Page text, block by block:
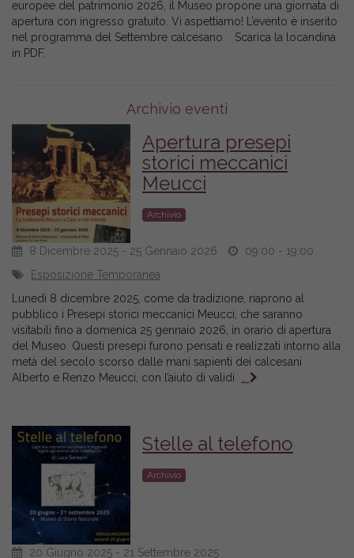
europee del patrimonio 2026, il Museo propone una giornata di
apertura con ingresso gratuito. Vi aspettiamo! L’evento è inserito
nel programma del Settembre calcesano. Scarica la locandina
in PDF.
Archivio eventi
Apertura presepi
storici meccanici
Meucci
Archivio
8 Dicembre 2025 - 25 Gennaio 2026
09:00 - 19:00
Esposizione Temporanea
Lunedì 8 dicembre 2025, come da tradizione, riaprono al
pubblico i Presepi storici meccanici Meucci, che saranno
visitabili fino a domenica 25 gennaio 2026, in orario di apertura
del Museo. Questi presepi furono pensati e realizzati intorno alla
metà del secolo scorso dalle mani sapienti dei calcesani
Alberto e Renzo Meucci, con l’aiuto di validi
Stelle al telefono
Archivio
20 Giugno 2025 - 21 Settembre 2025